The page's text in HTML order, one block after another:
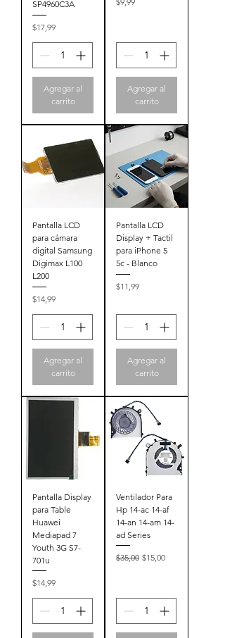
SP4960C3A
Precio
$17,99
Agregar al
carrito
Agregar al
carrito
Pantalla LCD
para cámara
digital Samsung
Digimax L100
L200
Precio
$14,99
Agregar al
carrito
Pantalla LCD
Display + Tactil
para iPhone 5
5c - Blanco
Precio
$11,99
Agregar al
carrito
Pantalla Display
para Table
Huawei
Mediapad 7
Youth 3G S7-
701u
Precio
$14,99
Ventilador Para
Hp 14-ac 14-af
14-an 14-am 14-
ad Series
Precio
$35,00 Precio de oferta
$15,00